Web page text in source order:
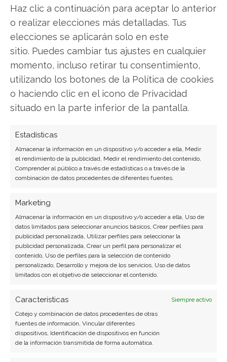
Haz clic a continuación para aceptar lo anterior
o realizar elecciones más detalladas. Tus
elecciones se aplicarán solo en este
sitio. Puedes cambiar tus ajustes en cualquier
momento, incluso retirar tu consentimiento,
utilizando los botones de la Política de cookies
o haciendo clic en el icono de Privacidad
situado en la parte inferior de la pantalla.
Estadísticas
Almacenar la información en un dispositivo y/o acceder a ella, Medir
el rendimiento de la publicidad, Medir el rendimiento del contenido,
Comprender al público a través de estadísticas o a través de la
combinación de datos procedentes de diferentes fuentes.
Marketing
Almacenar la información en un dispositivo y/o acceder a ella, Uso de
datos limitados para seleccionar anuncios básicos, Crear perfiles para
publicidad personalizada, Utilizar perfiles para seleccionar la
publicidad personalizada, Crear un perfil para personalizar el
contenido, Uso de perfiles para la selección de contenido
personalizado, Desarrollo y mejora de los servicios, Uso de datos
limitados con el objetivo de seleccionar el contenido.
Características
Siempre activo
Cotejo y combinación de datos procedentes de otras
fuentes de información, Vincular diferentes
dispositivos, Identificación de dispositivos en función
de la información transmitida de forma automática.
a través de una estrategia financiera que
utilizan fondos como BlackRock y Vanguard
Group. Se trata de la "Línea Dorada": un sistema
que te permite comenzar con apenas USD 500
y potencialmente transformar tu capital en USD
266.902 en 10 años, generando ingresos
pasivos incluso mientras duermes. En mi
webinar gratuito del 17 de noviembre te
mayoría de inversores nunca construyen esta
tercera línea que multiplica el capital.
acciones específicas que los inversores
inteligentes aplican para generar dinero de
forma sostenida.Descubre cómo construir tu
Línea Dorada
Compartir este artículo